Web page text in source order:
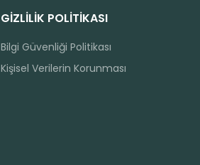
GİZLİLİK POLİTİKASI
Bilgi Güvenliği Politikası
Kişisel Verilerin Korunması